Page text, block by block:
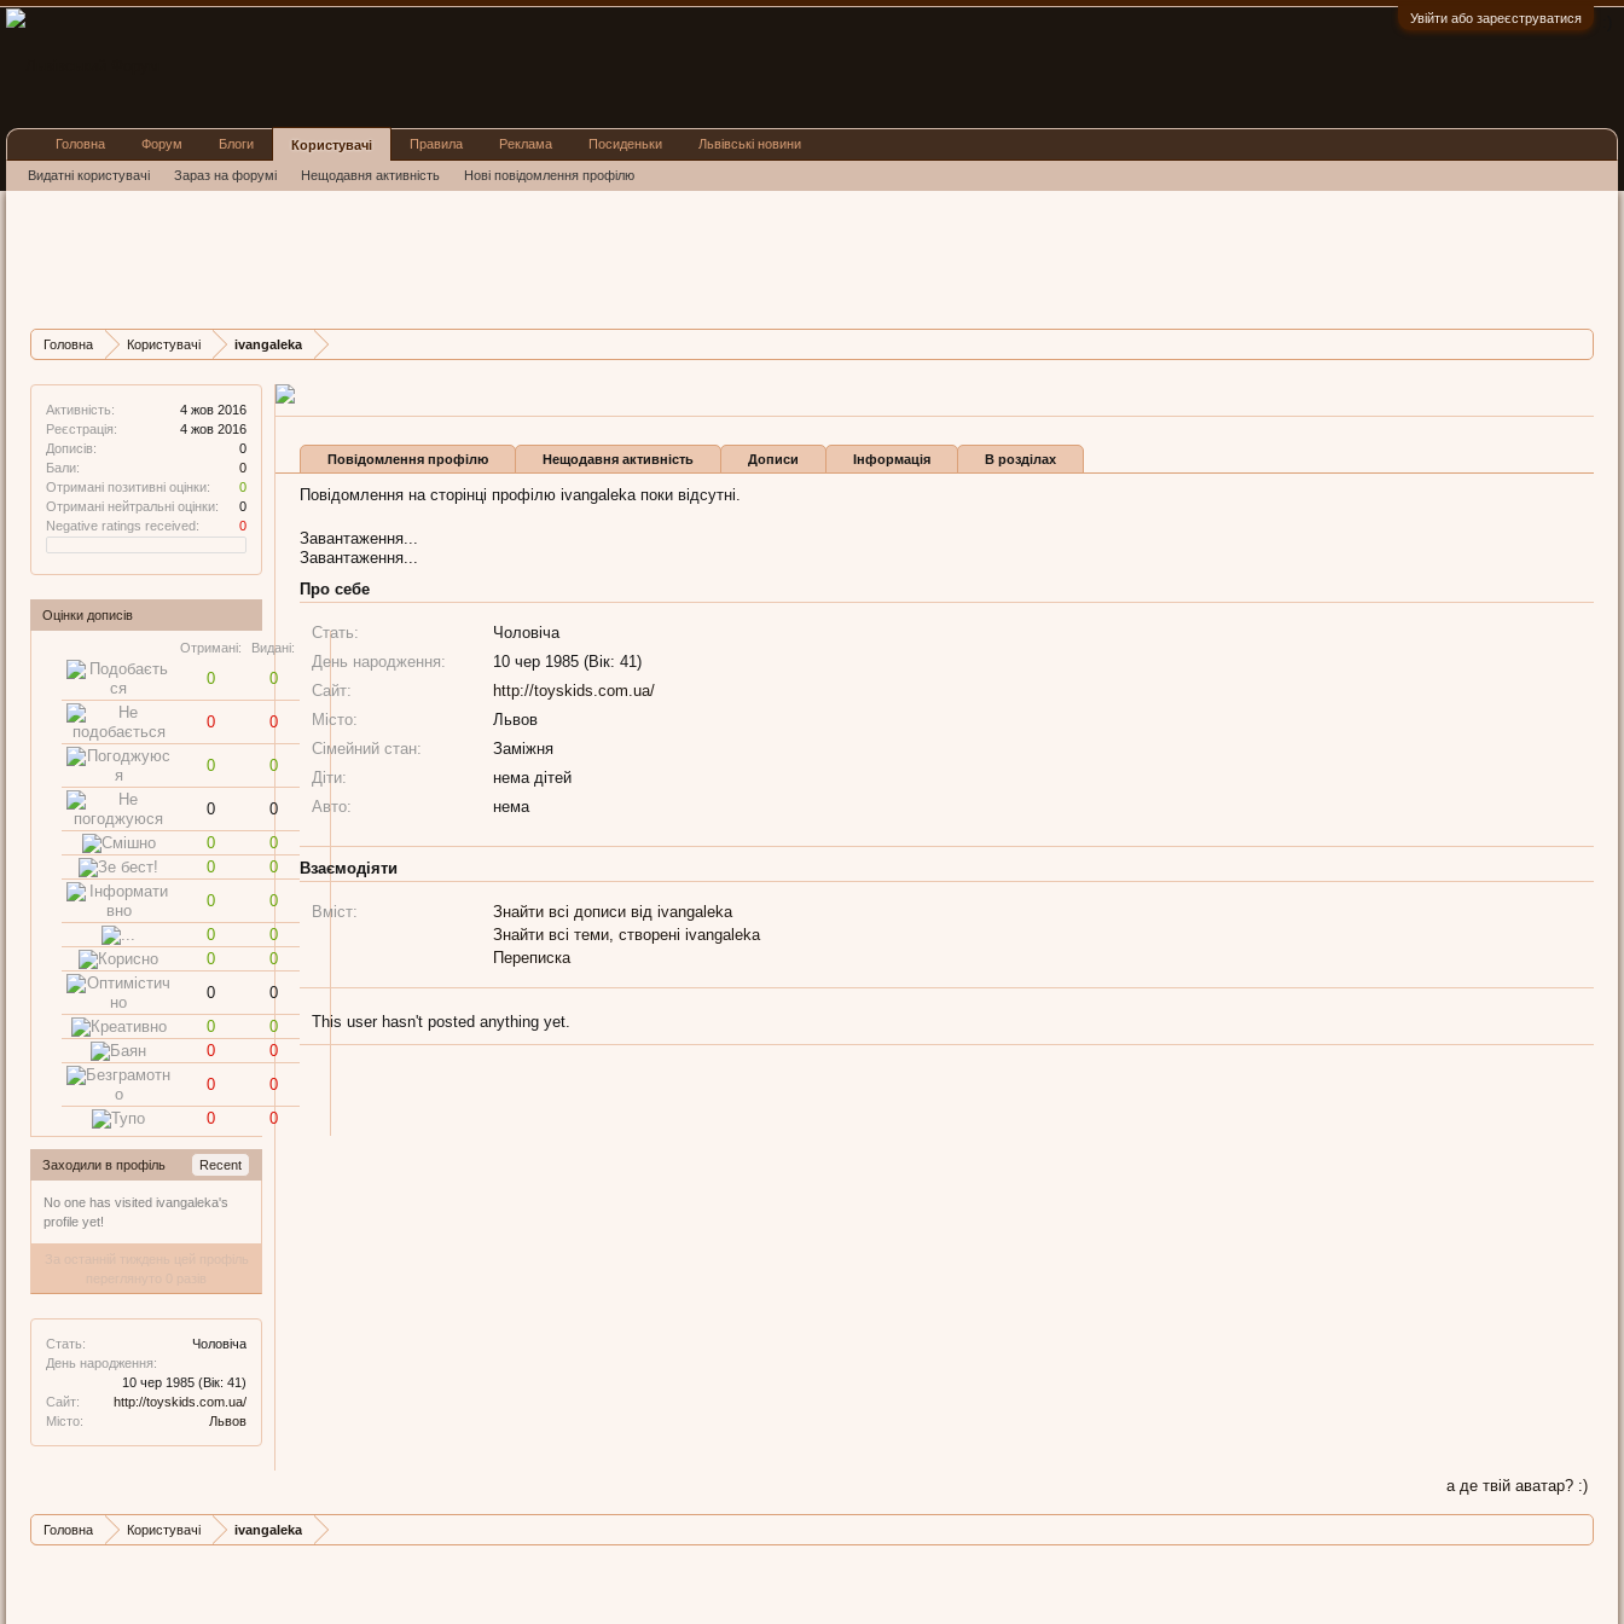
Увійти або зареєструватися
Головна Користувачі ivangaleka
Активність:
4 жов 2016
Реєстрація:
4 жов 2016
Дописів:
0
Бали:
0
Отримані позитивні оцінки:
0
Отримані нейтральні оцінки:
0
Negative ratings received:
0
Оцінки дописів
Отримані: Видані:
0 0
0 0
0 0
0
0
0
0
0
0
0
0
0
0
0
0
0
0
0
0
0
0
0
0
0
0
Заходили в профіль Recent
No one has visited ivangaleka's
profile yet!
Стать:
Чоловіча
День народження:
10 чер 1985 (Вік: 41)
Сайт:
http://toyskids.com.ua/
Місто:
Львов
Дописів
Карма Бали
Повідомлення профілю Нещодавня активність Дописи Інформація В розділах
Повідомлення на сторінці профілю ivangaleka поки відсутні.
Завантаження...
Завантаження...
Про себе
Стать:
Чоловіча
День народження:
10 чер 1985 (Вік: 41)
Сайт:
http://toyskids.com.ua/
Місто:
Львов
Сімейний стан:
Заміжня
Діти:
нема дітей
Авто:
нема
Взаємодіяти
Вміст:
Знайти всі дописи від ivangaleka
Знайти всі теми, створені ivangaleka
Переписка
This user hasn't posted anything yet.
а де твій аватар? :)
Головна Користувачі ivangaleka
Головна Форум Блоги Користувачі
Видатні користувачі Зараз на форумі Нещодавня активність Нові повідомлення профілю
Правила Реклама Посиденьки Львівські новини